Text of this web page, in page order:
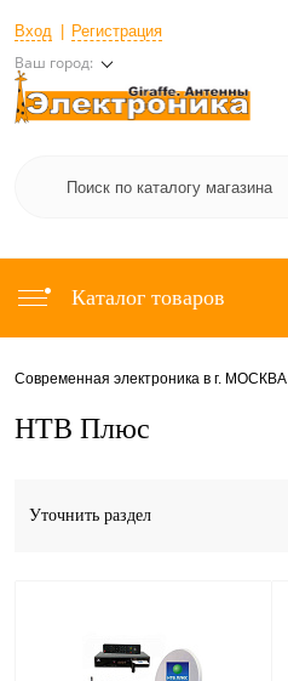
Вход Регистрация
Ваш город:
Каталог товаров
Современная электроника в г. МОСКВА
НТВ Плюс
Уточнить раздел